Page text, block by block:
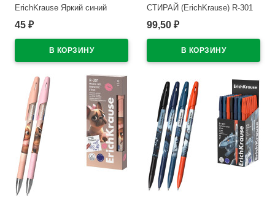
ErichKrause Яркий синий
тонированный арт.64886
45 ₽
СТИРАЙ (ErichKrause) R-301
Магия Кубомир (Magic Block)
99,50 ₽